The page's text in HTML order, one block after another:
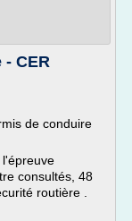
CER
de conduire
consultés, 48
routière .